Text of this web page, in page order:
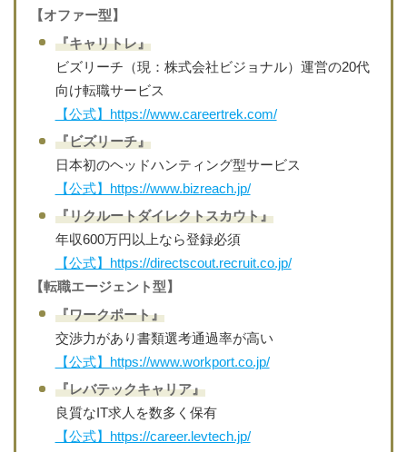
【オファー型】
『キャリトレ』
ビズリーチ（現：株式会社ビジョナル）運営の20代
向け転職サービス
【公式】https://www.careertrek.com/
『ビズリーチ』
日本初のヘッドハンティング型サービス
【公式】https://www.bizreach.jp/
『リクルートダイレクトスカウト』
年収600万円以上なら登録必須
【公式】https://directscout.recruit.co.jp/
【転職エージェント型】
『ワークポート』
交渉力があり書類選考通過率が高い
【公式】https://www.workport.co.jp/
『レバテックキャリア』
良質なIT求人を数多く保有
【公式】https://career.levtech.jp/